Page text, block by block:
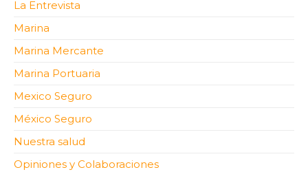
La Entrevista
Marina
Marina Mercante
Marina Portuaria
Mexico Seguro
México Seguro
Nuestra salud
Opiniones y Colaboraciones